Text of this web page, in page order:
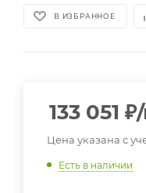
В ИЗБРАННОЕ
133 051 ₽
Цена указана с
Есть в наличии